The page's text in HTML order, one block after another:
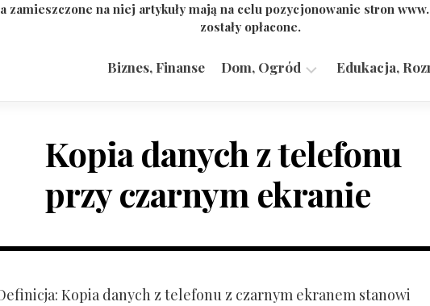
zamieszczone na niej artykuły mają na celu pozycjonowanie stron
zostały opłacone.
Biznes, Finanse Dom, Ogród Edukacja,
Kopia danych z telefonu
przy czarnym ekranie
Kopia danych z telefonu z czarnym ekranem stanowi